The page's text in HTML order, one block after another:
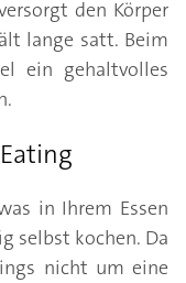
den Körper
lange satt. Beim
ein gehaltvolles
in Ihrem Essen
selbst kochen. Da
nicht um eine